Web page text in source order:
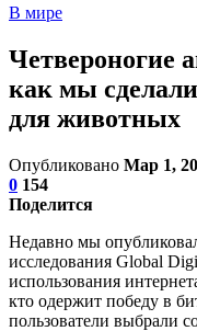
В мире
Четвероногие
как мы
для животных
Опубликовано Мар 1,
0 154
Поделится
Недавно мы
исследования Global
использования
кто одержит победу в
пользователи выбрали